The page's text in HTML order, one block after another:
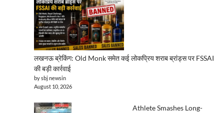
लखनऊ ब्रेकिंग: Old Monk समेत कई लोकप्रिय शराब ब्रांड्स पर FSSAI
की बड़ी कार्रवाई
by sbj newsin
August 10, 2026
Athlete Smashes Long-